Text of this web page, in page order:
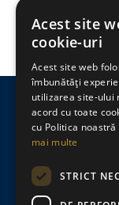
consumă-
Politica de
acestui
împlinit
Acest site
cookie-uri
Acest site web
îmbunătăți
utilizarea site-ului
acord cu toate
cu Politica
mai multe
STRICT